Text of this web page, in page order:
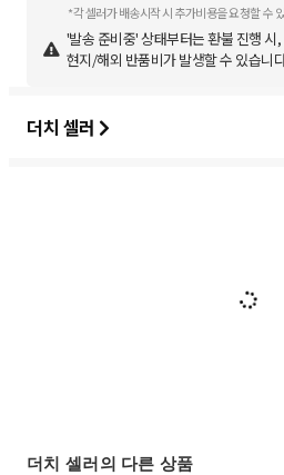
*각 셀러가 배송시작 시 추가비용을 요청할 수
'발송 준비중' 상태부터는 환불 진행 시
현지/해외 반품비가 발생할 수 있습니
더치 셀러
더치 셀러의 다른 상품